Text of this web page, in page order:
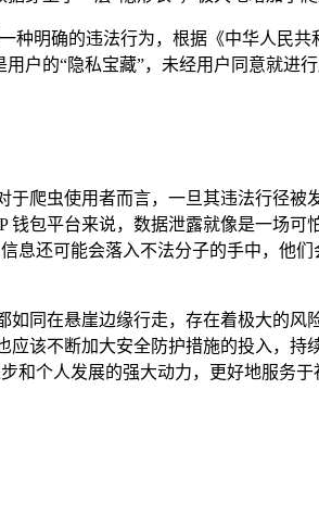
种明确的违法行为，根据《中华人民
户的“隐私宝藏”，未经用户同意就进
爬虫使用者而言，一旦其违法行径被
包平台来说，数据泄露就像是一场可
息还可能会落入不法分子的手中，他
同在悬崖边缘行走，存在着极大的风
该不断加大安全防护措施的投入，持
个人发展的强大动力，更好地服务于